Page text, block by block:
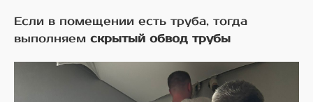
Если в помещении есть труба, тогда
выполняем скрытый обвод трубы